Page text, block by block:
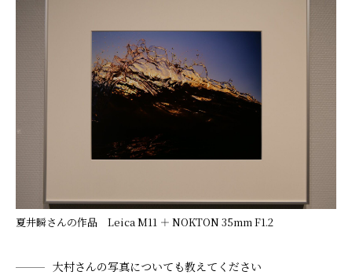
夏井瞬さんの作品 Leica M11 ＋ NOKTON 35mm F1.2
大村さんの写真についても教えてください